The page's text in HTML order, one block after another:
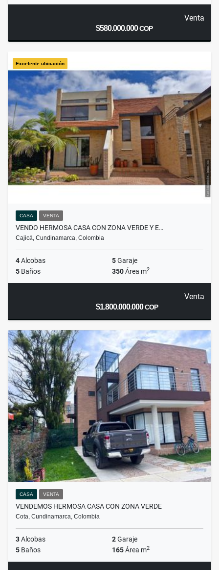
Venta
$580.000.000COP
Excelente ubicación
CASA VENTA
VENDO HERMOSA CASA CON ZONA VERDE Y E…
Cajicá, Cundinamarca, Colombia
4Alcobas 5Garaje
5 Baños 350Área m2
Venta
$1.800.000.000COP
CASA VENTA
VENDEMOS HERMOSA CASA CON ZONA VERDE
Cota, Cundinamarca, Colombia
3Alcobas 2Garaje
5 Baños 165Área m2